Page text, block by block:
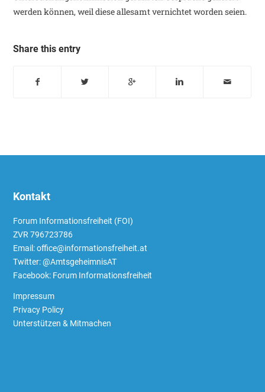
werden können, weil diese allesamt vernichtet worden seien.
Share this entry
Kontakt
Forum Informationsfreiheit (FOI)
ZVR 796723786
Email: office@informationsfreiheit.at
Twitter:@AmtsgeheimnisAT
Facebook: Forum Informationsfreiheit
Impressum
Privacy Policy
Unterstützen & Mitmachen